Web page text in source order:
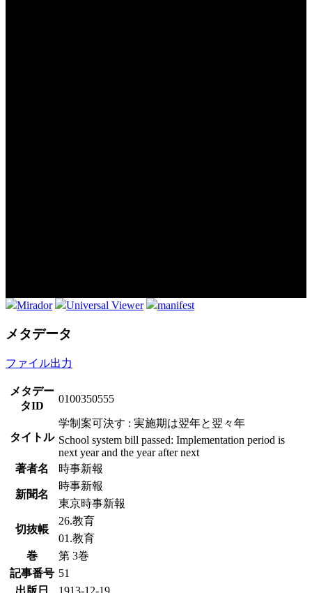
Mirador Universal Viewer manifest
メタデータ
ファイル出力
メタデー
タID
0100350555
タイトル
学制案可決す : 実施期は翌年と翌々年
School system bill passed: Implementation period is
next year and the year after next
著者名
時事新報
新聞名
時事新報
東京時事新報
切抜帳
26.教育
01.教育
巻
第 3巻
記事番号 51
出版日
1913-12-19